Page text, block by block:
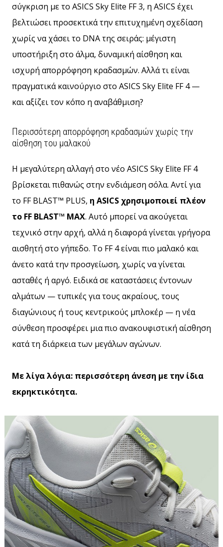
στο
Facebook
φόρουμ
συζητήσεων;
Αφήστε
τα
να
σας
αποφέρουν
…
Εμφάνιση
όλων
των
σύγκριση με το ASICS Sky Elite FF 3, η ASICS έχει
βελτιώσει προσεκτικά την επιτυχημένη σχεδίαση
χωρίς να χάσει το DNA της σειράς: μέγιστη
υποστήριξη στο άλμα, δυναμική αίσθηση και
ισχυρή απορρόφηση κραδασμών. Αλλά τι είναι
πραγματικά καινούργιο στο ASICS Sky Elite FF 4 —
και αξίζει τον κόπο η αναβάθμιση?
Περισσότερη απορρόφηση κραδασμών χωρίς την
αίσθηση του μαλακού
Η μεγαλύτερη αλλαγή στο νέο ASICS Sky Elite FF 4
βρίσκεται πιθανώς στην ενδιάμεση σόλα. Αντί για
το FF BLAST™ PLUS, η ASICS χρησιμοποιεί πλέον
το FF BLAST™ MAX. Αυτό μπορεί να ακούγεται
τεχνικό στην αρχή, αλλά η διαφορά γίνεται γρήγορα
αισθητή στο γήπεδο. Το FF 4 είναι πιο μαλακό και
άνετο κατά την προσγείωση, χωρίς να γίνεται
ασταθές ή αργό. Ειδικά σε καταστάσεις έντονων
αλμάτων — τυπικές για τους ακραίους, τους
διαγώνιους ή τους κεντρικούς μπλοκέρ — η νέα
σύνθεση προσφέρει μια πιο ανακουφιστική αίσθηση
κατά τη διάρκεια των μεγάλων αγώνων.
Με λίγα λόγια: περισσότερη άνεση με την ίδια
εκρηκτικότητα.